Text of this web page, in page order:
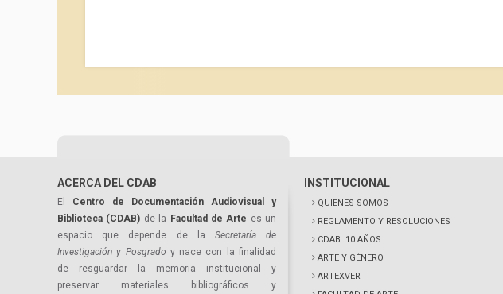
ACERCA DEL CDAB
El Centro de Documentación Audiovisual y
Biblioteca (CDAB) de la Facultad de Arte es un
espacio que depende de la Secretaría de
Investigación y Posgrado y nace con la finalidad
de resguardar la memoria institucional y
preservar materiales bibliográficos y
INSTITUCIONAL
QUIENES SOMOS
REGLAMENTO Y RESOLUCIONES
CDAB: 10 AÑOS
ARTE Y GÉNERO
ARTEXVER